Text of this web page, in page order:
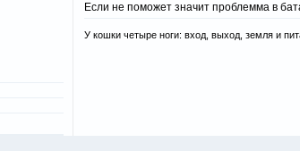
Если не поможет значит проблемма в
У кошки четыре ноги: вход, выход, земля и